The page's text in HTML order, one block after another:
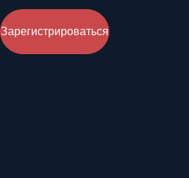
Зарегистрироваться